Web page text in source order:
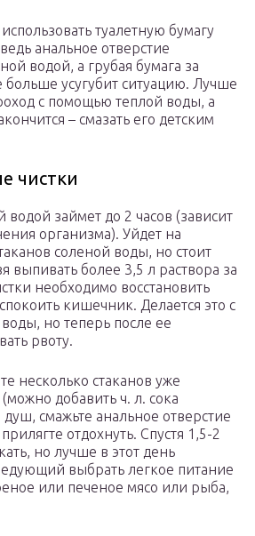
туалетную бумагу
анальное отверстие
водой, а грубая бумага за
больше усугубит ситуацию. Лучше
с помощью теплой воды, а
– смазать его детским
чистки
займет до 2 часов (зависит
организма). Уйдет на
соленой воды, но стоит
выпивать более 3,5 л раствора за
необходимо восстановить
кишечник. Делается это с
но теперь после ее
рвоту.
несколько стаканов уже
добавить ч. л. сока
смажьте анальное отверстие
отдохнуть. Спустя 1,5-2
но лучше в этот день
выбрать легкое питание
или печеное мясо или рыба,